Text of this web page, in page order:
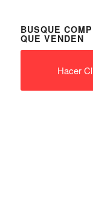
BUSQUE
QUE VENDEN
Hacer